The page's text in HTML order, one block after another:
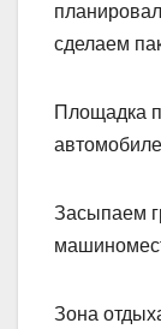
сделаем
Площадка
Засыпаем
Зона